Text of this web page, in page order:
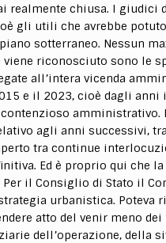
realmente chiusa. I
gli utili che avrebbe
sotterraneo. Nessun
viene riconosciuto sono le
all’intera vicenda
e il 2023, cioè dagli
amministrativo.
agli anni successivi,
tra continue
Ed è proprio qui che
il Consiglio di Stato il
urbanistica.
atto del venir meno
dell’operazione, della